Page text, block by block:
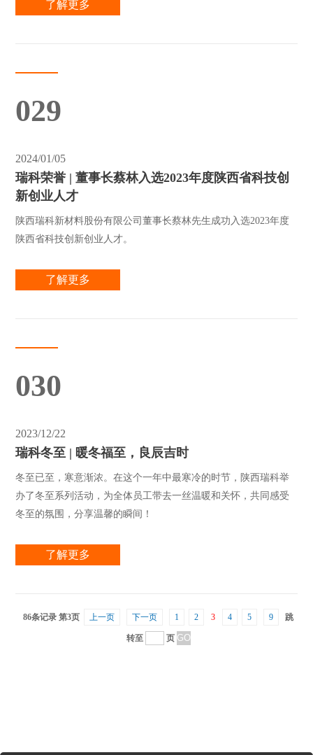
了解更多
029
2024/01/05
瑞科荣誉 | 董事长蔡林入选2023年度陕西省科技创
新创业人才
陕西瑞科新材料股份有限公司董事长蔡林先生成功入选2023年度
陕西省科技创新创业人才。
了解更多
030
2023/12/22
瑞科冬至 | 暖冬福至，良辰吉时
冬至已至，寒意渐浓。在这个一年中最寒冷的时节，陕西瑞科举
办了冬至系列活动，为全体员工带去一丝温暖和关怀，共同感受
冬至的氛围，分享温馨的瞬间！
了解更多
86条记录 第3页 上一页 下一页 1 2 3 4 5 9 跳
转至 页